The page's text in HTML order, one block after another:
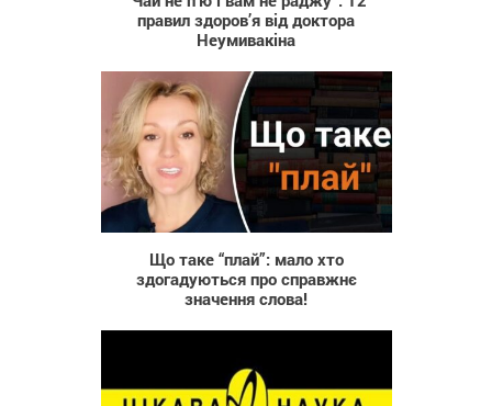
правил здоров’я від доктора
Неумивакіна
Що таке “плай”: мало хто
здогадуються про справжнє
значення слова!